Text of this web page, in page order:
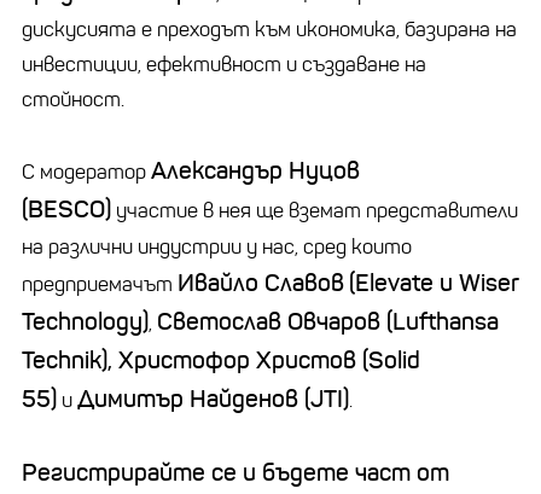
дискусията е преходът към икономика, базирана на
инвестиции, ефективност и създаване на
стойност.
С модераторАлександър Нуцов
(BESCO) участие в нея ще вземат представители
на различни индустрии у нас, сред които
предприемачът Ивайло Славов (Elevate и Wiser
Technology), Светослав Овчаров (Lufthansa
Technik), Христофор Христов (Solid
55) иДимитър Найденов (JTI).
Регистрирайте се и бъдете част от